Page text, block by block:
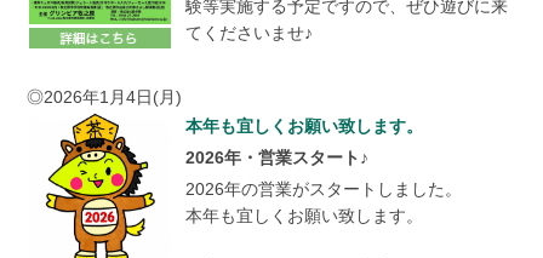
験等実施する予定ですので、ぜひ遊びに来
てくださいませ♪
◎2026年1月4日(月)
本年も宜しくお願い致します。
2026年・営業スタート♪
2026年の営業がスタートしました。
本年も宜しくお願い致します。